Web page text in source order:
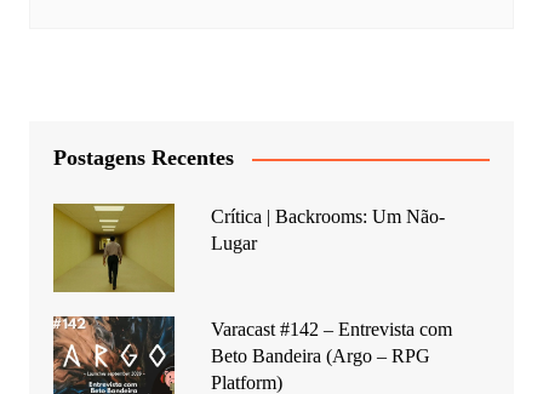
Postagens Recentes
Crítica | Backrooms: Um Não-
Lugar
Varacast #142 – Entrevista com
Beto Bandeira (Argo – RPG
Platform)